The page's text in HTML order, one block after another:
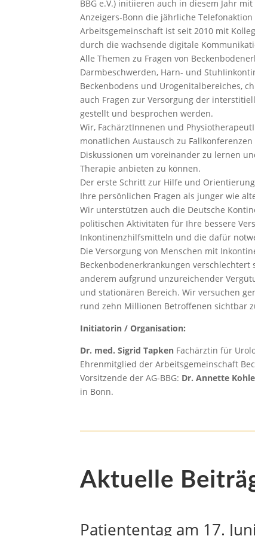
BBG e.V.) initiieren auch in diesem Jahr
Anzeigers-Bonn die jährliche
Arbeitsgemeinschaft ist seit 2010 mit
durch die wachsende digitale
Alle Themen zu Fragen von
Darmbeschwerden, Harn- und
Beckenbodens und Urogenitalbereiches,
auch Fragen zur Versorgung der
gestellt und besprochen werden.
Wir, FachärztInnenen und
monatlichen Austausch zu
Diskussionen um voreinander zu lernen
Therapie anbieten zu können.
Der erste Schritt zur Hilfe und
Ihre persönlichen Fragen als junger wie
Wir unterstützen auch die Deutsche
politischen Aktivitäten für Ihre bessere
Inkontinenzhilfsmitteln und die dafür
Die Versorgung von Menschen mit
Beckenbodenerkrankungen
anderem aufgrund unzureichender
und stationären Bereich. Wir versuchen
rund zehn Millionen Betroffenen sichtbar
Initiatorin / Organisation:
Dr. med. Sigrid Tapken Fachärztin für
Ehrenmitglied der Arbeitsgemeinschaft
Vorsitzende der AG-BBG: Dr. Annette
in Bonn.
Aktuelle
Patiententag am 17.